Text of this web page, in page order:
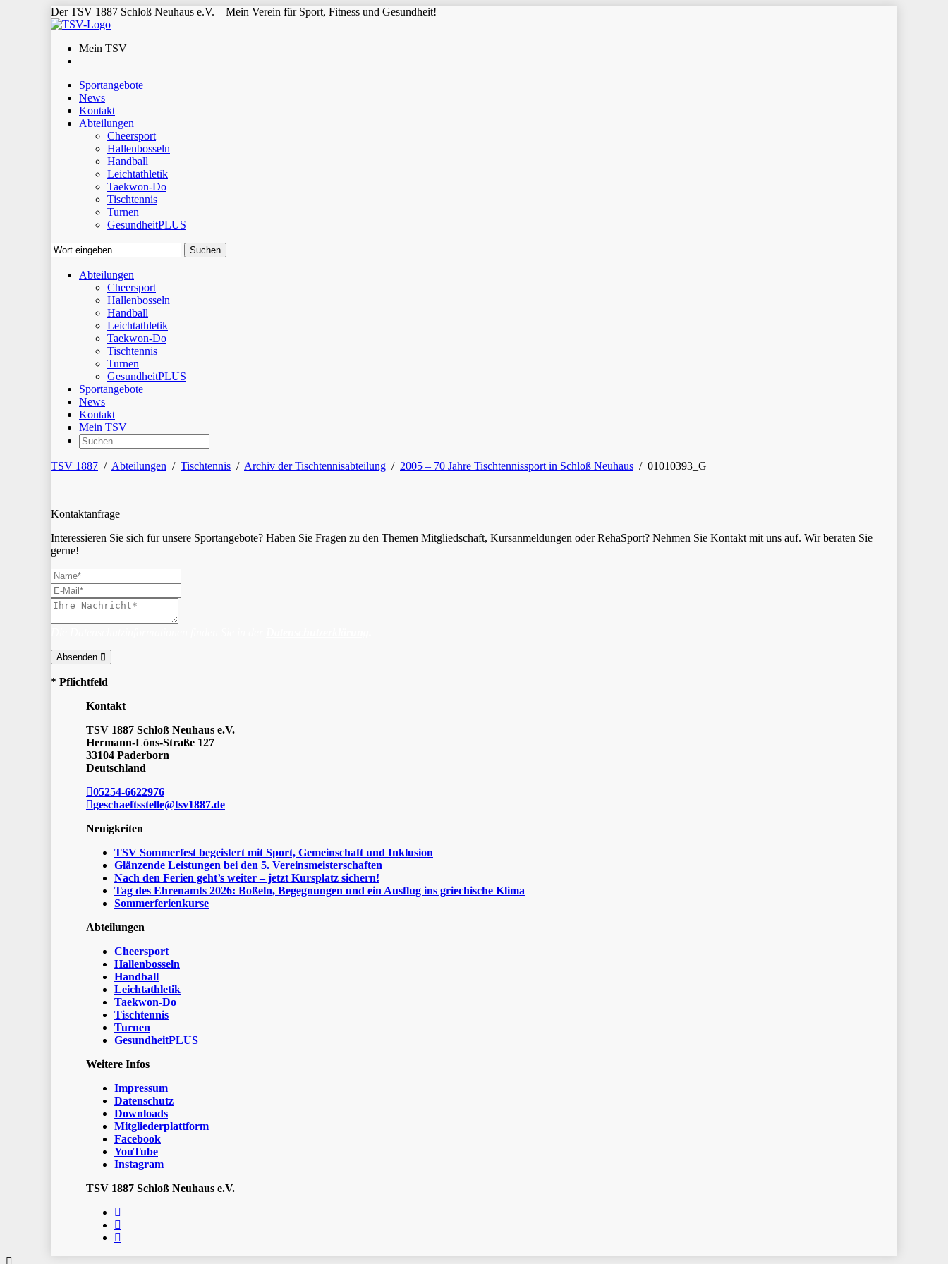
Der TSV 1887 Schloß Neuhaus e.V. – Mein Verein für Sport, Fitness und Gesundheit!
Mein TSV
Sportangebote
News
Kontakt
Abteilungen
Cheersport
Hallenbosseln
Handball
Leichtathletik
Taekwon-Do
Tischtennis
Turnen
GesundheitPLUS
Suchen
SuchenAbteilungen
Cheersport
Hallenbosseln
Handball
Leichtathletik
Taekwon-Do
Tischtennis
Turnen
GesundheitPLUS
Sportangebote
News
Kontakt
Mein TSV
TSV 1887 / Abteilungen / Tischtennis / Archiv der Tischtennisabteilung / 2005 – 70 Jahre Tischtennissport in Schloß Neuhaus / 01010393_G
Kontaktanfrage
Interessieren Sie sich für unsere Sportangebote? Haben Sie Fragen zu den Themen Mitgliedschaft, Kursanmeldungen oder RehaSport? Nehmen Sie Kontakt mit uns auf. Wir beraten Sie
gerne!
Absenden
* Pflichtfeld
Kontakt
TSV 1887 Schloß Neuhaus e.V.
Hermann-Löns-Straße 127
33104 Paderborn
Deutschland
05254-6622976
geschaeftsstelle@tsv1887.de
Neuigkeiten
TSV Sommerfest begeistert mit Sport, Gemeinschaft und Inklusion
Glänzende Leistungen bei den 5. Vereinsmeisterschaften
Nach den Ferien geht’s weiter – jetzt Kursplatz sichern!
Tag des Ehrenamts 2026: Boßeln, Begegnungen und ein Ausflug ins griechische Klima
Sommerferienkurse
Abteilungen
Cheersport
Hallenbosseln
Handball
Leichtathletik
Taekwon-Do
Tischtennis
Turnen
GesundheitPLUS
Weitere Infos
Impressum
Datenschutz
Downloads
Mitgliederplattform
Facebook
YouTube
Instagram
TSV 1887 Schloß Neuhaus e.V.